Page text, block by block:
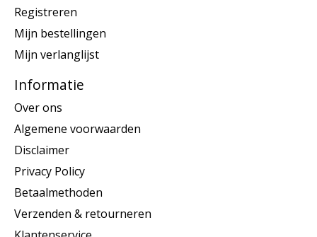
Registreren
Mijn bestellingen
Mijn verlanglijst
Informatie
Over ons
Algemene voorwaarden
Disclaimer
Privacy Policy
Betaalmethoden
Verzenden & retourneren